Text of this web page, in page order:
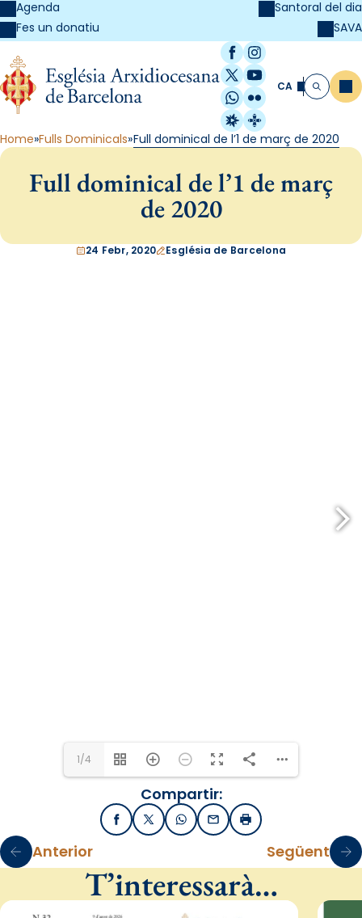
Agenda
Fes un donatiu
Santoral del dia
SAVA
Facebook
Instagram
X / Twitter
YouTube
WhatsApp
Flickr
Radio Estel
Catalunya
CA Cerca
Home Fulls Dominicals Full dominical de l’1 de març de 2020
Full dominical de l’1 de març
de 2020
24 Febr, 2020 Església de Barcelona
1/4
Compartir:
FacebookX / TwitterWhatsApp
EmailImprimir
Anterior Següent
T’interessarà…